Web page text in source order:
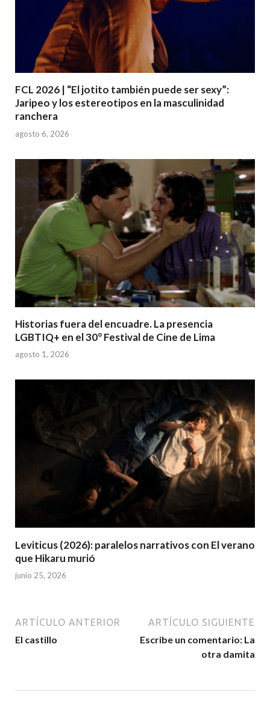
FCL 2026 | “El jotito también puede ser sexy”:
Jaripeo y los estereotipos en la masculinidad
ranchera
agosto 6, 2026
Historias fuera del encuadre. La presencia
LGBTIQ+ en el 30° Festival de Cine de Lima
agosto 1, 2026
Leviticus (2026): paralelos narrativos con El verano
que Hikaru murió
junio 25, 2026
ARTÍCULO ANTERIOR
El castillo
ARTÍCULO SIGUIENTE
Escribe un comentario: La
otra damita